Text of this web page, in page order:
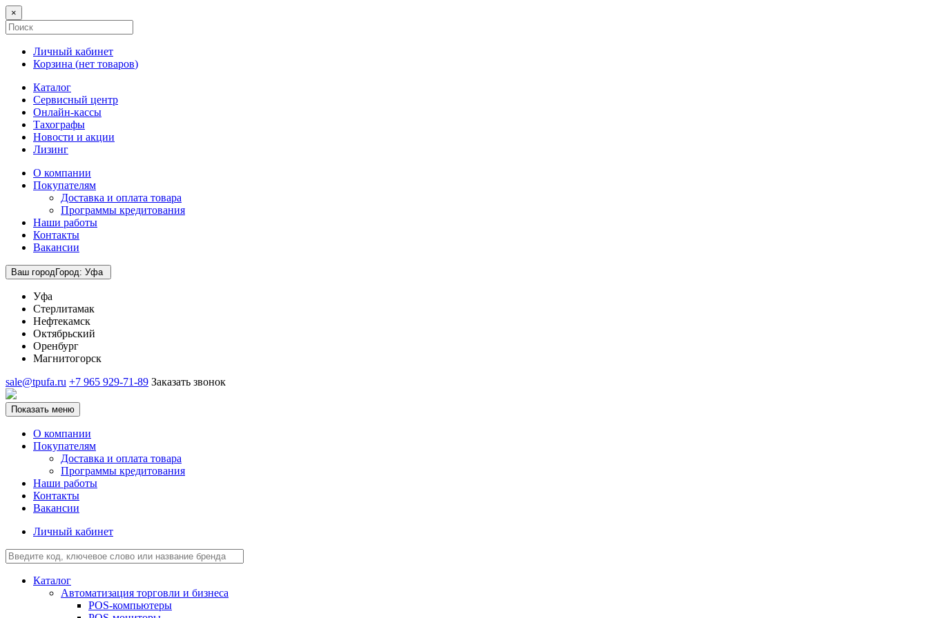
×
Личный кабинет
Корзина (нет товаров)
Каталог
Сервисный центр
Онлайн-кассы
Тахографы
Новости и акции
Лизинг
О компании
Покупателям
Доставка и оплата товара
Программы кредитования
Наши работы
Контакты
Вакансии
Ваш городГород: Уфа
Уфа
Стерлитамак
Нефтекамск
Октябрьский
Оренбург
Магнитогорск
sale@tpufa.ru +7 965 929-71-89 Заказать звонок
Показать меню
О компании
Покупателям
Доставка и оплата товара
Программы кредитования
Наши работы
Контакты
Вакансии
Личный кабинет
Каталог
Автоматизация торговли и бизнеса
POS-компьютеры